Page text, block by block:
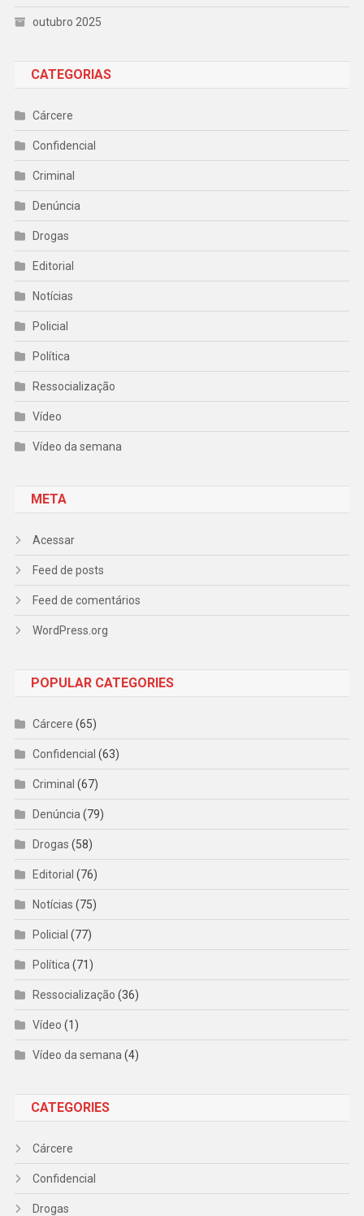
outubro 2025
CATEGORIAS
Cárcere
Confidencial
Criminal
Denúncia
Drogas
Editorial
Notícias
Policial
Política
Ressocialização
Vídeo
Vídeo da semana
META
Acessar
Feed de posts
Feed de comentários
WordPress.org
POPULAR CATEGORIES
Cárcere (65)
Confidencial (63)
Criminal (67)
Denúncia (79)
Drogas (58)
Editorial (76)
Notícias (75)
Policial (77)
Política (71)
Ressocialização (36)
Vídeo (1)
Vídeo da semana (4)
CATEGORIES
Cárcere
Confidencial
Drogas